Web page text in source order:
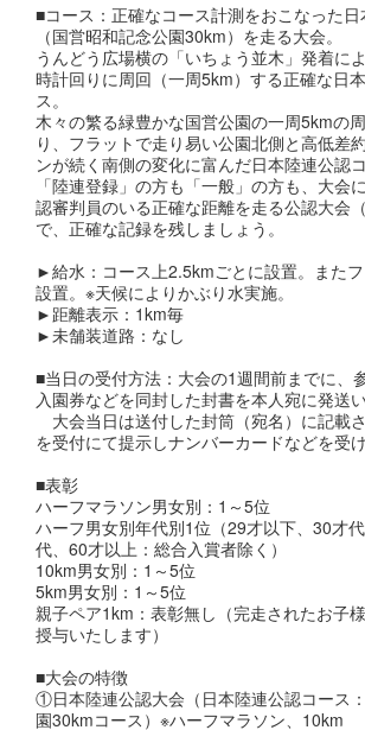
■コース：正確なコース計測をおこなった
（国営昭和記念公園30km）を走る大会。
うんどう広場横の「いちょう並木」発着に
時計回りに周回（一周5km）する正確な日
ス。
木々の繁る緑豊かな国営公園の一周5kmの
り、フラットで走り易い公園北側と高低差
ンが続く南側の変化に富んだ日本陸連公認コ
「陸連登録」の方も「一般」の方も、大会
認審判員のいる正確な距離を走る公認大会
で、正確な記録を残しましょう。
►給水：コース上2.5kmごとに設置。また
設置。※天候によりかぶり水実施。
►距離表示：1km毎
►未舗装道路：なし
■当日の受付方法：大会の1週間前までに、
入園券などを同封した封書を本人宛に発送い
大会当日は送付した封筒（宛名）に記載
を受付にて提示しナンバーカードなどを受
■表彰
ハーフマラソン男女別：1～5位
ハーフ男女別年代別1位（29才以下、30才
代、60才以上：総合入賞者除く）
10km男女別：1～5位
5km男女別：1～5位
親子ペア1km：表彰無し（完走されたお子
授与いたします）
■大会の特徴
①日本陸連公認大会（日本陸連公認コース
園30kmコース）※ハーフマラソン、10km